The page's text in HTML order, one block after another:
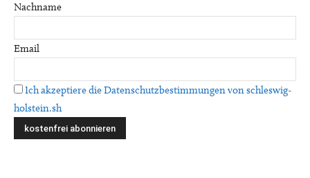
Nachname
Email
Ich akzeptiere die Datenschutzbestimmungen von schleswig-
holstein.sh